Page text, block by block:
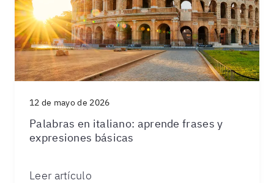
12 de mayo de 2026
Palabras en italiano: aprende frases y
expresiones básicas
Leer artículo